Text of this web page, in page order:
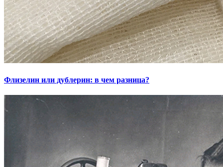
Флизелин или дублерин: в чем разница?